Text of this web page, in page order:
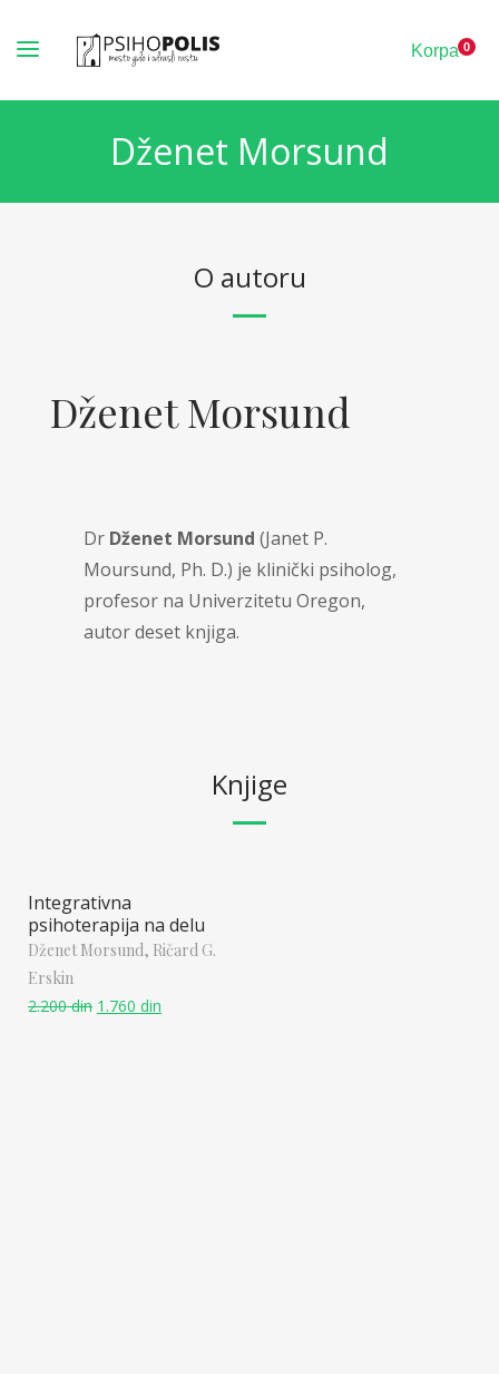
Korpa 0
Dženet Morsund
O autoru
Dženet Morsund
Dr Dženet Morsund (Janet P.
Moursund, Ph. D.) je klinički psiholog,
profesor na Univerzitetu Oregon,
autor deset knjiga.
Knjige
Integrativna
psihoterapija na delu
Dženet Morsund, Ričard G.
Erskin
2.200din 1.760 din